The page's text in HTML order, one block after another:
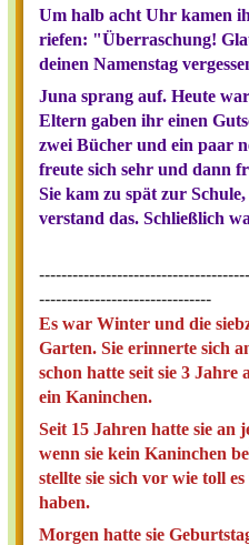
Um halb acht Uhr kamen
riefen: "Überraschung!
deinen Namenstag
Juna sprang auf. Heute
Eltern gaben ihr einen
zwei Bücher und ein paar
freute sich sehr und dann
Sie kam zu spät zur
verstand das. Schließlich
-------------------------------
Es war Winter und die
Garten. Sie erinnerte sich
schon hatte seit sie 3 Jahre
ein Kaninchen.
Seit 15 Jahren hatte sie an
wenn sie kein Kaninchen
stellte sie sich vor wie toll
haben.
Morgen hatte sie